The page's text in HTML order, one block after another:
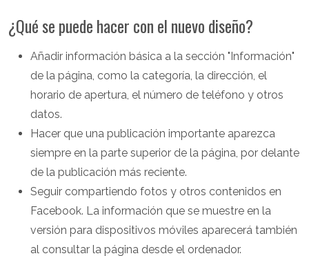
¿Qué se puede hacer con el nuevo diseño?
Añadir información básica a la sección "Información"
de la página, como la categoría, la dirección, el
horario de apertura, el número de teléfono y otros
datos.
Hacer que una publicación importante aparezca
siempre en la parte superior de la página, por delante
de la publicación más reciente.
Seguir compartiendo fotos y otros contenidos en
Facebook. La información que se muestre en la
versión para dispositivos móviles aparecerá también
al consultar la página desde el ordenador.